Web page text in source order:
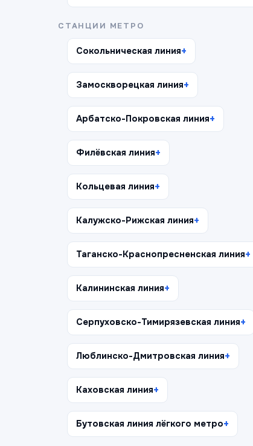
СТАНЦИИ МЕТРО
Сокольническая линия
Замоскворецкая линия
Арбатско-Покровская линия
Филёвская линия
Кольцевая линия
Калужско-Рижская линия
Таганско-Краснопресненская линия
Калининская линия
Серпуховско-Тимирязевская линия
Люблинско-Дмитровская линия
Каховская линия
Бутовская линия лёгкого метро